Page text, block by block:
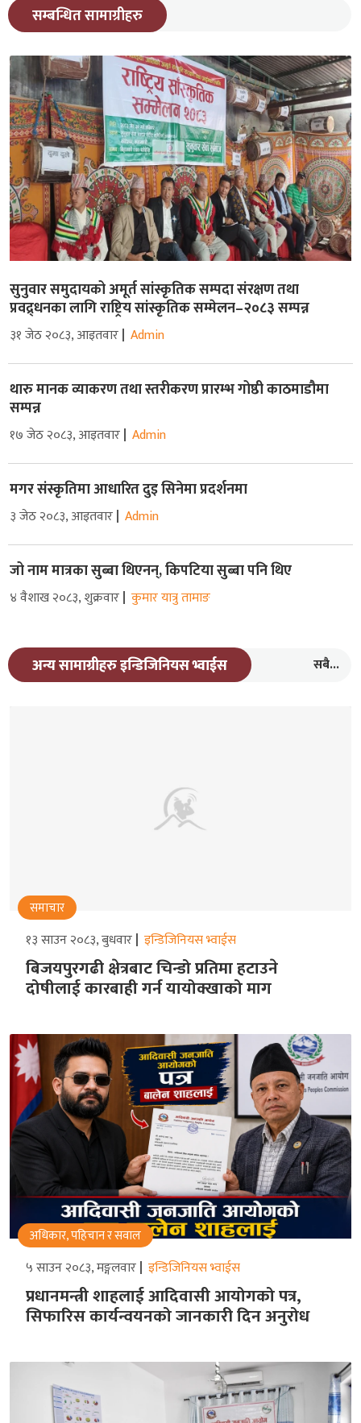
सम्बन्धित सामाग्रीहरु
सुनुवार समुदायको अमूर्त सांस्कृतिक सम्पदा संरक्षण तथा
प्रवद्र्धनका लागि राष्ट्रिय सांस्कृतिक सम्मेलन–२०८३ सम्पन्न
३१ जेठ २०८३, आइतवार Admin
थारु मानक व्याकरण तथा स्तरीकरण प्रारम्भ गोष्ठी काठमाडौमा
सम्पन्न
१७ जेठ २०८३, आइतवार Admin
मगर संस्कृतिमा आधारित दुइ सिनेमा प्रदर्शनमा
३ जेठ २०८३, आइतवार Admin
जो नाम मात्रका सुब्बा थिएनन्, किपटिया सुब्बा पनि थिए
४ वैशाख २०८३, शुक्रवार कुमार यात्रु तामाङ
अन्य सामाग्रीहरु इन्डिजिनियस भ्वाईस सबै...
समाचार
१३ साउन २०८३, बुधवार इन्डिजिनियस भ्वाईस
बिजयपुरगढी क्षेत्रबाट चिन्डो प्रतिमा हटाउने
दोषीलाई कारबाही गर्न यायोक्खाको माग
अधिकार, पहिचान र सवाल
५ साउन २०८३, मङ्गलवार इन्डिजिनियस भ्वाईस
प्रधानमन्त्री शाहलाई आदिवासी आयोगको पत्र,
सिफारिस कार्यन्वयनको जानकारी दिन अनुरोध